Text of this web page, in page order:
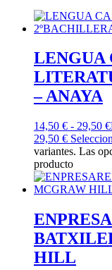
LENGUA
– ANAYA
14,50 € - 29,50 €
29,50 €
variantes. Las
producto
HILL